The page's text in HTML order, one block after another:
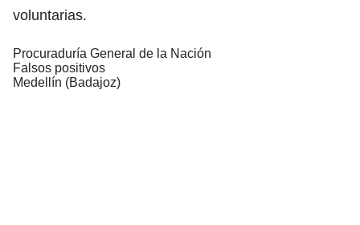
voluntarias.
Procuraduría General de la Nación
Falsos positivos
Medellín (Badajoz)